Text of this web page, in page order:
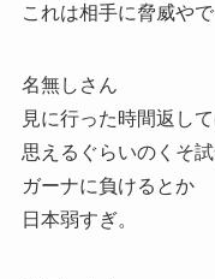
これは相手に脅威やで
名無しさん
見に行った時間返し
思えるぐらいのくそ
ガーナに負けるとか
日本弱すぎ。